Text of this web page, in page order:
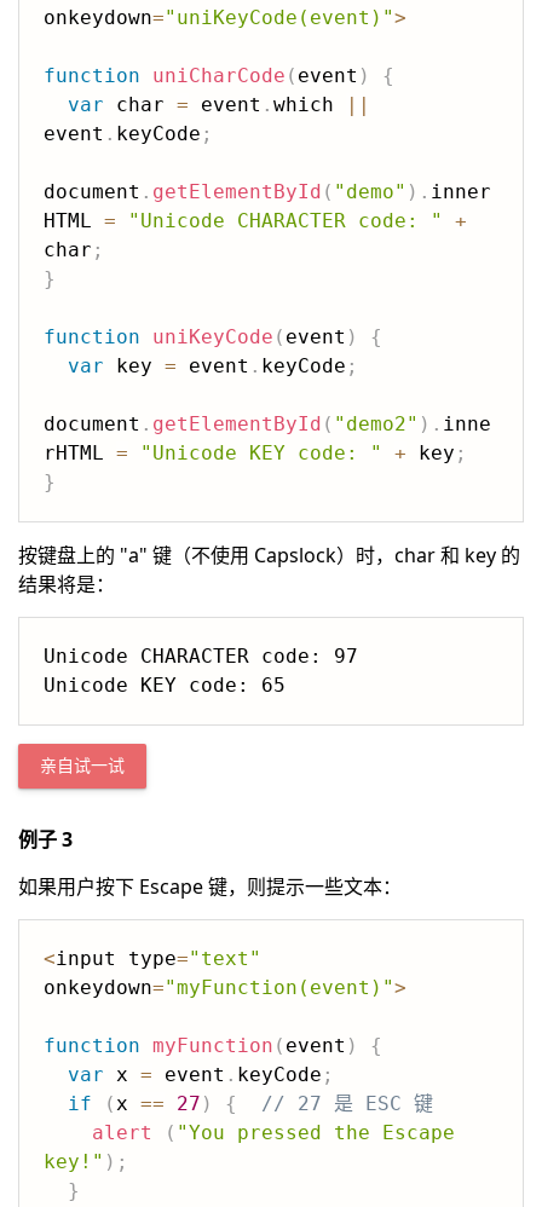
onkeydown="uniKeyCode(event)">
function uniCharCode ( event )
{
var char = event . which
||
event . keyCode ;
document . getElementById ( "demo" ) . inner
HTML = "Unicode CHARACTER code: "
+
char ;
}
function uniKeyCode ( event )
{
var key = event . keyCode ;
document . getElementById ( "demo2" ) . inne
rHTML = "Unicode KEY code: " + key ;
}
按键盘上的 "a" 键（不使用 Capslock）时，char 和 key 的
结果将是：
Unicode CHARACTER code: 97
亲自试一试
例子 3
如果用户按下 Escape 键，则提示一些文本：
<input type="text"
onkeydown="myFunction(event)">
function myFunction ( event )
{
var x = event . keyCode ;
if
(x == 27 ) {
// 27 是 ESC 键
alert
( "You pressed the Escape
key!" ) ;
}